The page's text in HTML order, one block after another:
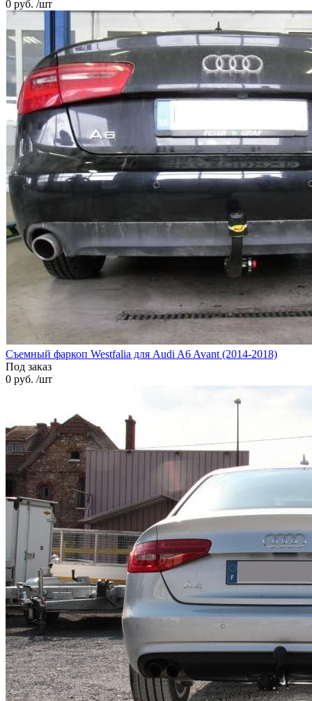
0 руб. /шт
Cъемный фаркоп Westfalia для Audi A6 Avant (2014-2018)
Под заказ
0 руб. /шт